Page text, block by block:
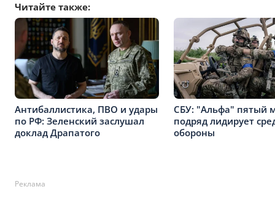
Читайте также:
Антибаллистика, ПВО и удары
по РФ: Зеленский заслушал
доклад Драпатого
СБУ: "Альфа" пятый
подряд лидирует
обороны
Реклама